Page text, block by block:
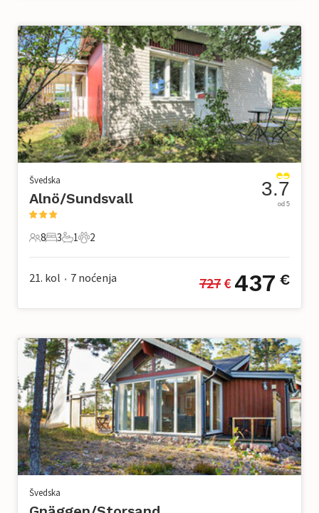
Švedska
Alnö/Sundsvall
8 Gosti
8
3 Spavaće sobe
3
1 Kupaonica
1
2 Kućni ljubimac
2
3.7
od 5
21. kol • 7 noćenja 727 € 437 €
Švedska